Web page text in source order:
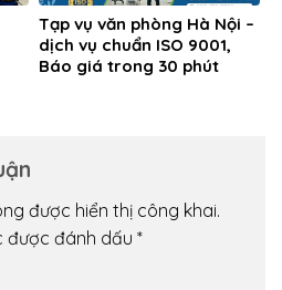
Tạp vụ văn phòng Hà Nội –
dịch vụ chuẩn ISO 9001,
Báo giá trong 30 phút
được hiển thị công khai.
được đánh dấu *